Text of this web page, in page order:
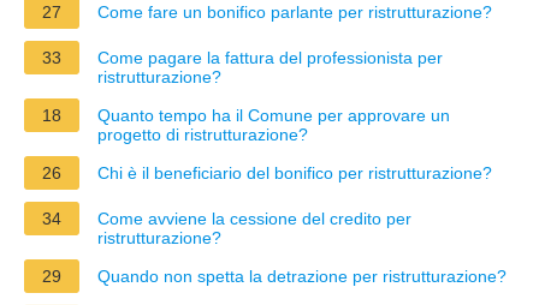
27 Come fare un bonifico parlante per ristrutturazione?
33
Come pagare la fattura del professionista per
ristrutturazione?
18
Quanto tempo ha il Comune per approvare un
progetto di ristrutturazione?
26
Chi è il beneficiario del bonifico per ristrutturazione?
34
Come avviene la cessione del credito per
ristrutturazione?
29
Quando non spetta la detrazione per ristrutturazione?